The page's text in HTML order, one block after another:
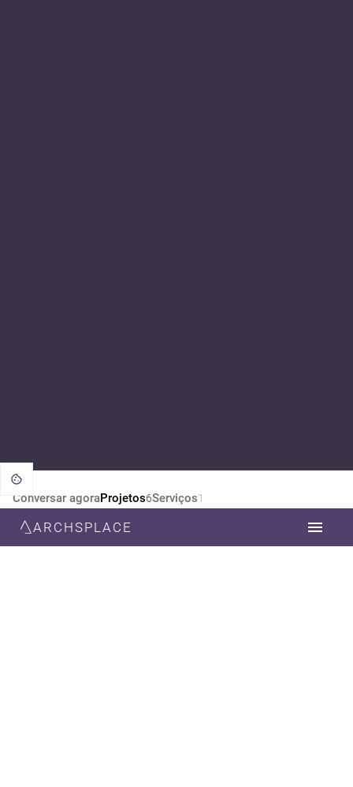
ARCHSPLACE
Conversar agoraProjetos6Serviços1
CATEGORIA
TODOS DESIGN DE INTERIORES ARQUITETURA